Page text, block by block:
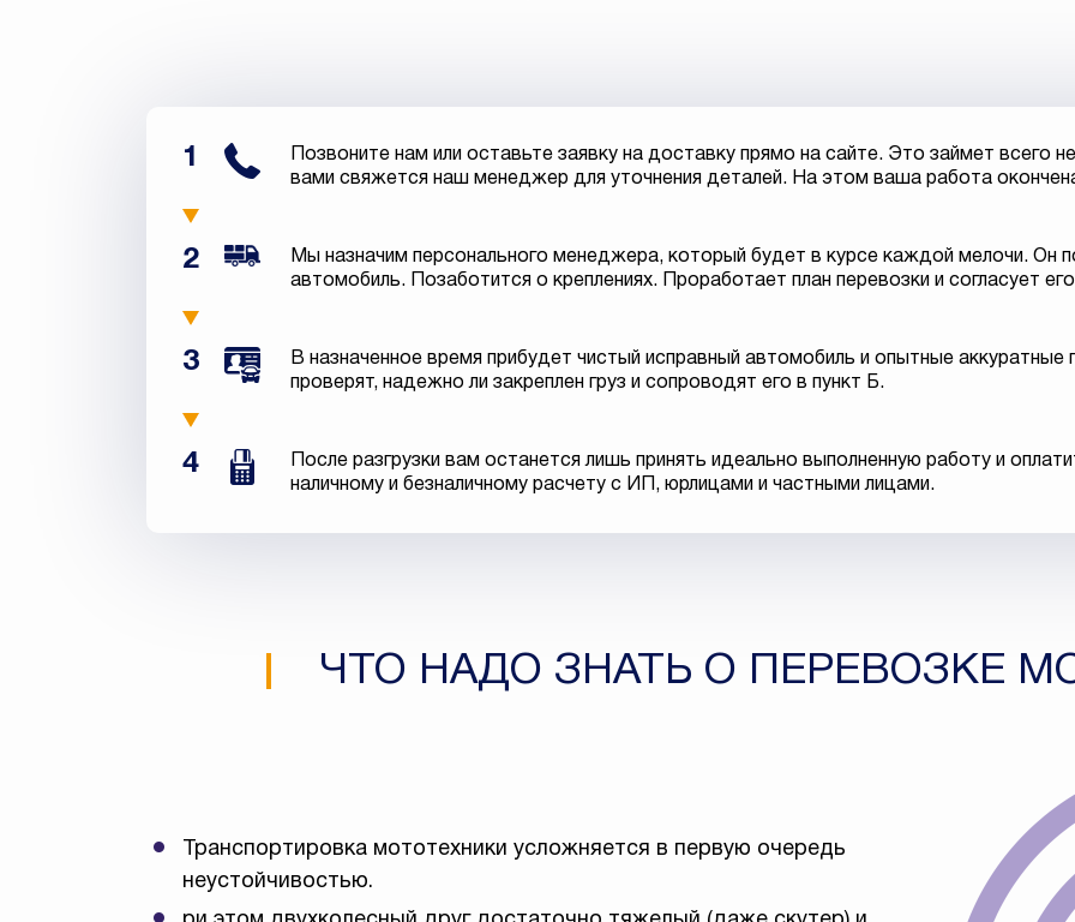
1
Позвоните нам или оставьте заявку на доставку прямо на сайте. Это займет всего
вами свяжется наш менеджер для уточнения деталей. На этом ваша работа
2
Мы назначим персонального менеджера, который будет в курсе каждой мелочи. Он
автомобиль. Позаботится о креплениях. Проработает план перевозки и согласует
3
В назначенное время прибудет чистый исправный автомобиль и опытные аккуратные
проверят, надежно ли закреплен груз и сопроводят его в пункт Б.
4
После разгрузки вам останется лишь принять идеально выполненную работу и
наличному и безналичному расчету с ИП, юрлицами и частными лицами.
ЧТО НАДО ЗНАТЬ О ПЕРЕВОЗКЕ
Транспортировка мототехники усложняется в первую очередь
неустойчивостью.